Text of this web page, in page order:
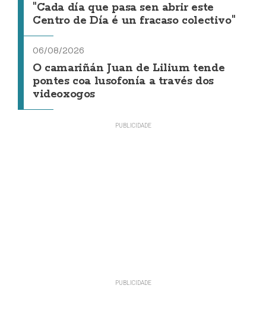
"Cada día que pasa sen abrir este
Centro de Día é un fracaso colectivo"
06/08/2026
O camariñán Juan de Lilium tende
pontes coa lusofonía a través dos
videoxogos